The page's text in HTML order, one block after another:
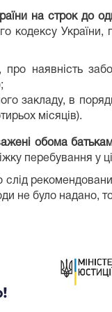
на строк до
кодексу України,
наявність
закладу, в
місяців).
обома
перебування у
не було надано,